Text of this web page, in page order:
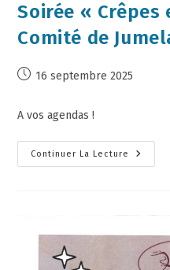
Soirée «
Comité de
16 septembre 2025
A vos agendas !
Continuer La Lecture